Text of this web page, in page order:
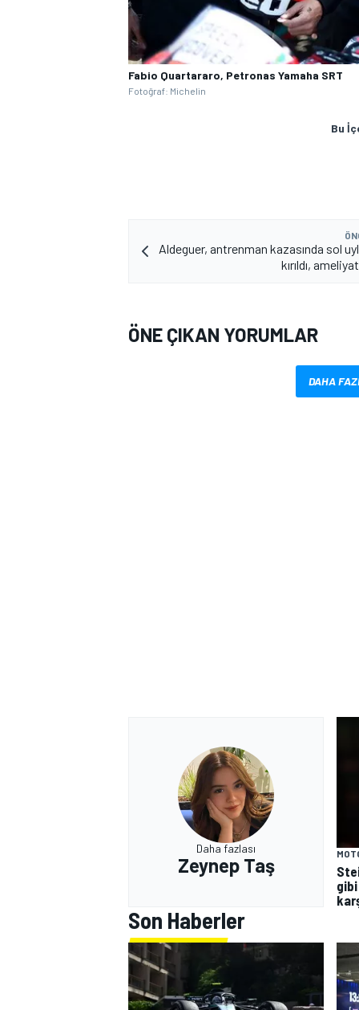
MOTOSİKLET
Fabio Quartararo, Petronas Yamaha SRT
Fotoğraf: Michelin
Bu
Aldeguer, antrenman kazasında sol
kırıldı,
ÖNE ÇIKAN YORUMLAR
DAHA
Daha fazlası
Zeynep Taş
Son Haberler